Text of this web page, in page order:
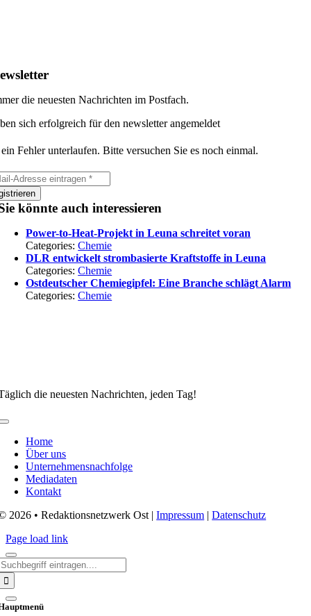
die neuesten Nachrichten im Postfach.
sich erfolgreich für den newsletter angemeldet
Fehler unterlaufen. Bitte versuchen Sie es noch einmal.
könnte auch interessieren
Power-to-Heat-Projekt in Leuna schreitet voran
Categories:Chemie
DLR entwickelt strombasierte Kraftstoffe in Leuna
Categories:Chemie
Ostdeutscher Chemiegipfel: Eine Branche schlägt Alarm
Categories:Chemie
die neuesten Nachrichten, jeden Tag!
Toggle
NavigationHome
Über uns
Unternehmensnachfolge
Mediadaten
Kontakt
2026 • Redaktionsnetzwerk Ost |Impressum |Datenschutz
Page load link